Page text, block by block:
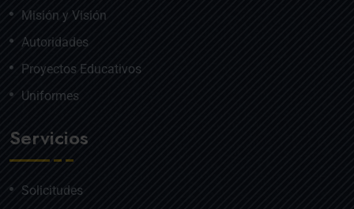
Misión y Visión
Autoridades
Proyectos Educativos
Uniformes
Servicios
Solicitudes